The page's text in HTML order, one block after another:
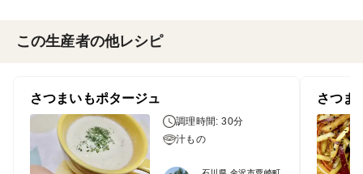
この生産者の他レシピ
さつまいもポタージュ
調理時間: 30分
汁もの
さつま